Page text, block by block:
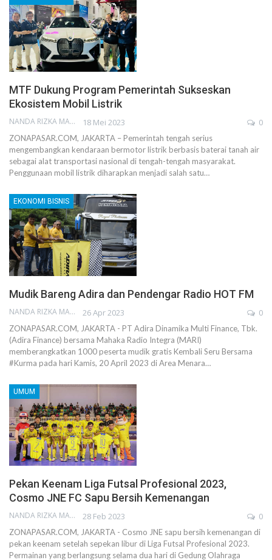
MTF Dukung Program Pemerintah Sukseskan
Ekosistem Mobil Listrik
NANDA RIZKA MAHENDRA 18 Mei 2023 0
ZONAPASAR.COM, JAKARTA – Pemerintah tengah serius
mengembangkan kendaraan bermotor listrik berbasis baterai tanah air
sebagai alat transportasi nasional di tengah-tengah masyarakat.
Penggunaan mobil listrik diharapkan menjadi salah satu…
EKONOMI BISNIS
Mudik Bareng Adira dan Pendengar Radio HOT FM
NANDA RIZKA MAHENDRA 26 Apr 2023 0
ZONAPASAR.COM, JAKARTA - PT Adira Dinamika Multi Finance, Tbk.
(Adira Finance) bersama Mahaka Radio Integra (MARI)
memberangkatkan 1000 peserta mudik gratis Kembali Seru Bersama
#Kurma pada hari Kamis, 20 April 2023 di Area Menara…
UMUM
Pekan Keenam Liga Futsal Profesional 2023,
Cosmo JNE FC Sapu Bersih Kemenangan
NANDA RIZKA MAHENDRA 28 Feb 2023 0
ZONAPASAR.COM, JAKARTA - Cosmo JNE sapu bersih kemenangan di
pekan keenam setelah sepekan libur di Liga Futsal Profesional 2023.
Permainan yang berlangsung selama dua hari di Gedung Olahraga